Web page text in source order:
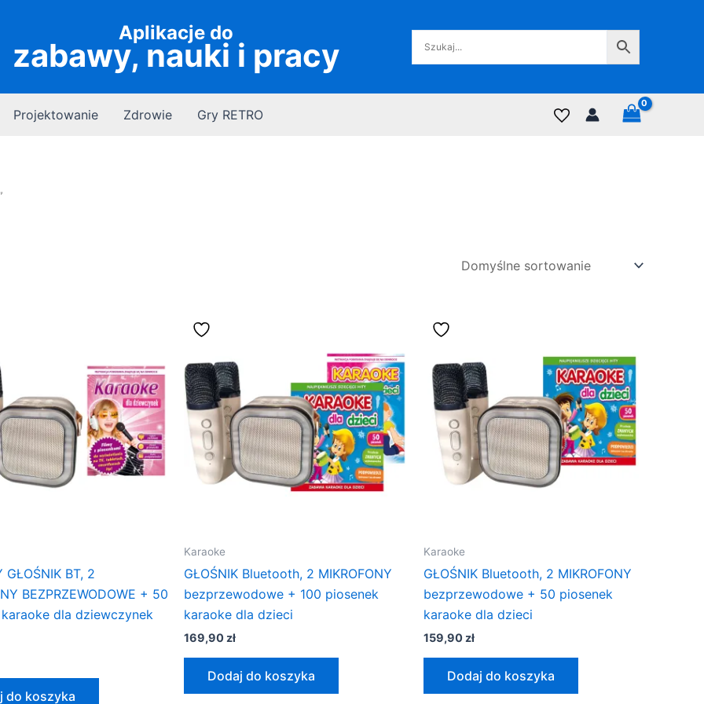
Aplikacje do
zabawy, nauki i pracy
Projektowanie Zdrowie Gry RETRO
GŁOŚNIK BT, 2
BEZPRZEWODOWE + 50
dla dziewczynek
do koszyka
Karaoke
GŁOŚNIK Bluetooth, 2 MIKROFONY
bezprzewodowe + 100 piosenek
karaoke dla dzieci
169,90 zł
Dodaj do koszyka
Karaoke
GŁOŚNIK Bluetooth, 2 MIKROFONY
bezprzewodowe + 50 piosenek
karaoke dla dzieci
159,90 zł
Dodaj do koszyka